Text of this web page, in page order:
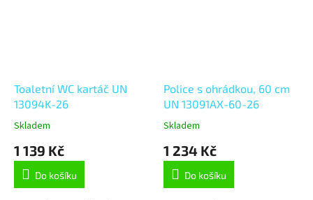
Toaletní WC kartáč UN
13094K-26
Skladem
1 139 Kč
Do košíku
Police s ohrádkou, 60 cm
UN 13091AX-60-26
Skladem
1 234 Kč
Do košíku